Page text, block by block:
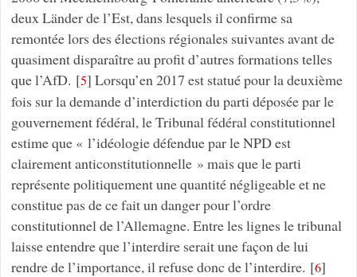
deux Länder de l’Est, dans lesquels il confirme sa
remontée lors des élections régionales suivantes avant de
quasiment disparaître au profit d’autres formations telles
que l’AfD. [5] Lorsqu’en 2017 est statué pour la deuxième
fois sur la demande d’interdiction du parti déposée par le
gouvernement fédéral, le Tribunal fédéral constitutionnel
estime que « l’idéologie défendue par le NPD est
clairement anticonstitutionnelle » mais que le parti
représente politiquement une quantité négligeable et ne
constitue pas de ce fait un danger pour l’ordre
constitutionnel de l’Allemagne. Entre les lignes le tribunal
laisse entendre que l’interdire serait une façon de lui
rendre de l’importance, il refuse donc de l’interdire. [6]